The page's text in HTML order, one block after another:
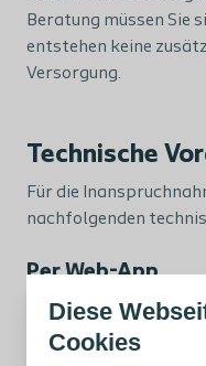
Diese
Cookies
Beratung müssen Sie
entstehen keine
Versorgung.
Technische
Für die
nachfolgenden
Per Web-App
Über die
die La-Well Systems